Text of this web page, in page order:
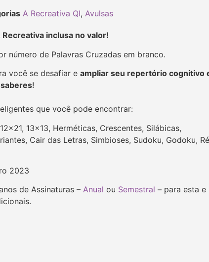
A Recreativa QI, Avulsas
inclusa no valor!
número de Palavras Cruzadas em branco.
você se desafiar e ampliar seu repertório cognitivo
!
que você pode encontrar:
13×13, Herméticas, Crescentes, Silábicas,
Cair das Letras, Simbioses, Sudoku, Godoku,
2023
de Assinaturas – Anual ou Semestral – para esta e